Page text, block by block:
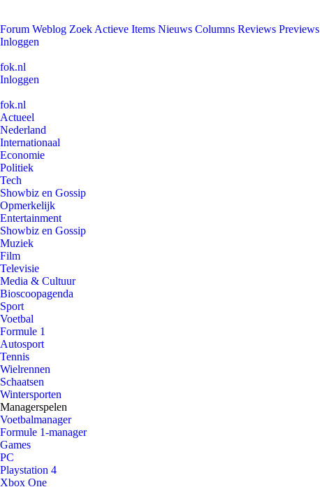
Forum Weblog Zoek Actieve Items Nieuws Columns Reviews Previews
Inloggen
fok.nl
Inloggen
fok.nl
Actueel
Nederland
Internationaal
Economie
Politiek
Tech
Showbiz en Gossip
Opmerkelijk
Entertainment
Showbiz en Gossip
Muziek
Film
Televisie
Media & Cultuur
Bioscoopagenda
Sport
Voetbal
Formule 1
Autosport
Tennis
Wielrennen
Schaatsen
Wintersporten
Managerspelen
Voetbalmanager
Formule 1-manager
Games
PC
Playstation 4
Xbox One